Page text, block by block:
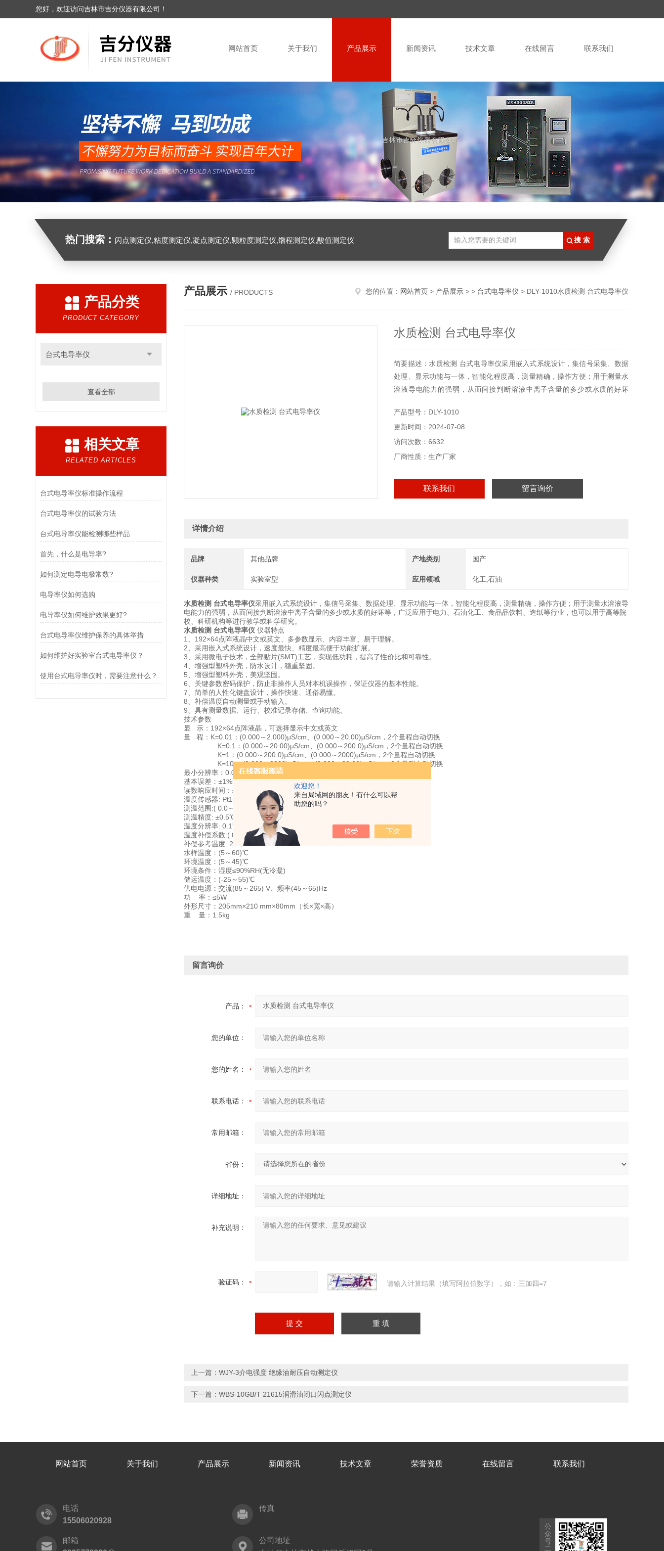
欢迎您！
来自局域网的朋友！有什么可以帮
助您的吗？
您好，欢迎访问吉林市吉分仪器有限公司！
网站首页 关于我们 产品展示 新闻资讯 技术文章 在线留言 联系我们
热门搜索： 闪点测定仪,粘度测定仪,凝点测定仪,颗粒度测定仪,馏程测定仪,酸值测定仪
产品分类
PRODUCT CATEGORY
台式电导率仪
查看全部
相关文章
RELATED ARTICLES
台式电导率仪标准操作流程
台式电导率仪的试验方法
台式电导率仪能检测哪些样品
首先，什么是电导率?
如何测定电导电极常数?
电导率仪如何选购
电导率仪如何维护效果更好?
台式电导率仪维护保养的具体举措
如何维护好实验室台式电导率仪？
使用台式电导率仪时，需要注意什么？
产品展示 / PRODUCTS 您的位置： 网站首页 > 产品展示 > > 台式电导率仪 > DLY-1010水质检测 台式电导率仪
水质检测 台式电导率仪
简要描述：水质检测 台式电导率仪采用嵌入式系统设计，集信号采集、数据
处理、显示功能与一体，智能化程度高，测量精确，操作方便；用于测量水
溶液导电能力的强弱，从而间接判断溶液中离子含量的多少或水质的好坏
等院校、科研机构等进行教学或科学研究。
产品型号：DLY-1010
更新时间：2024-07-08
访问次数：6632
厂商性质：生产厂家
联系我们 留言询价
详情介绍
品牌 其他品牌 产地类别 国产
仪器种类 实验室型 应用领域 化工,石油
水质检测 台式电导率仪采用嵌入式系统设计，集信号采集、数据处理、显示功能与一体，智能化程度高，测量精确，操作方便；用于测量水溶液导
电能力的强弱，从而间接判断溶液中离子含量的多少或水质的好坏等，广泛应用于电力、石油化工、食品品饮料、造纸等行业，也可以用于高等院
校、科研机构等进行教学或科学研究。
水质检测 台式电导率仪 仪器特点
1、192×64点阵液晶中文或英文、多参数显示、内容丰富、易于理解。
2、采用嵌入式系统设计，速度最快、精度最高便于功能扩展。
3、采用微电子技术，全部贴片(SMT)工艺，实现低功耗，提高了性价比和可靠性。
4、增强型塑料外壳，防水设计，稳重坚固。
5、增强型塑料外壳，美观坚固。
6、关键参数密码保护，防止非操作人员对本机误操作，保证仪器的基本性能。
7、简单的人性化键盘设计，操作快速、通俗易懂。
8、补偿温度自动测量或手动输入。
9、具有测量数据、运行、校准记录存储、查询功能。
技术参数
显 示：192×64点阵液晶，可选择显示中文或英文
量 程：K=0.01：(0.000～2.000)μS/cm、(0.000～20.00)μS/cm，2个量程自动切换
K=0.1：(0.000～20.00)μS/cm、(0.000～200.0)μS/cm，2个量程自动切换
K=1：(0.000～200.0)μS/cm、(0.000～2000)μS/cm，2个量程自动切换
K=10： (0.000～2000)μS/cm、(0.000～20.00)mS/cm，2个量程自动切换
最小分辨率：0.001μs/cm
基本误差：±1%F.S
读数响应时间：≤10秒
温度传感器: Pt1000
测温范围:( 0.0～99.9)℃
测温精度: ±0.5℃
温度分辨率: 0.1℃
温度补偿系数:( 0.00～9.99)%/℃
补偿参考温度: 25℃
水样温度：(5～60)℃
环境温度：(5～45)℃
环境条件：湿度≤90%RH(无冷凝)
储运温度：(-25～55)℃
供电电源：交流(85～265) V、频率(45～65)Hz
功 率：≤5W
外形尺寸：205mm×210 mm×80mm（长×宽×高）
重 量：1.5kg
留言询价
产品：
您的单位：
您的姓名：
联系电话：
常用邮箱：
省份：
详细地址：
补充说明：
验证码： 请输入计算结果（填写阿拉伯数字），如：三加四=7
上一篇： WJY-3介电强度 绝缘油耐压自动测定仪
下一篇： WBS-10GB/T 21615润滑油闭口闪点测定仪
网站首页 关于我们 产品展示 新闻资讯 技术文章 荣誉资质 在线留言 联系我们
电话
15506020928
传真
邮箱
公司地址
公
众
号
二